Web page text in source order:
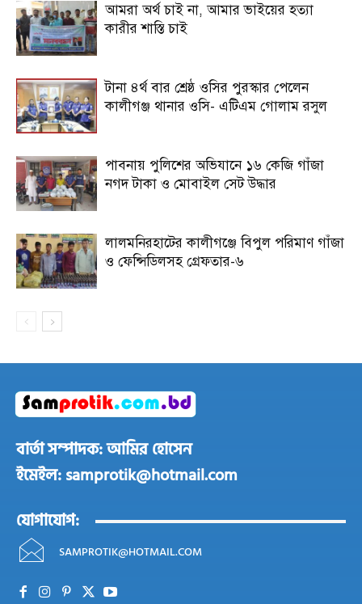
আমরা অর্থ চাই না, আমার ভাইয়ের হত্যা
কারীর শাস্তি চাই
টানা ৪র্থ বার শ্রেষ্ঠ ওসির পুরস্কার পেলেন
কালীগঞ্জ থানার ওসি- এটিএম গোলাম রসুল
পাবনায় পুলিশের অভিযানে ১৬ কেজি গাঁজা
নগদ টাকা ও মোবাইল সেট উদ্ধার
লালমনিরহাটের কালীগঞ্জে বিপুল পরিমাণ গাঁজা
ও ফেন্সিডিলসহ গ্রেফতার-৬
বার্তা সম্পাদক: আমির হোসেন
ইমেইল: samprotik@hotmail.com
যোগাযোগ:
SAMPROTIK@HOTMAIL.COM